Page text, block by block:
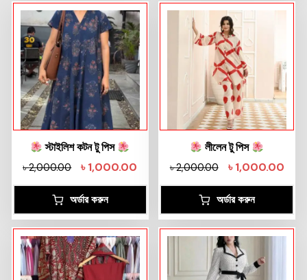
স্টাইলিশ কটন টু পিস
৳2,000.00 ৳1,000.00
অর্ডার করুন
লীলেন টু পিস
৳2,000.00 ৳1,000.00
অর্ডার করুন